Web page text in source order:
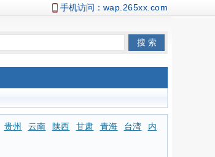
手机访问： wap.265xx.com
贵州 云南 陕西 甘肃 青海 台湾
内